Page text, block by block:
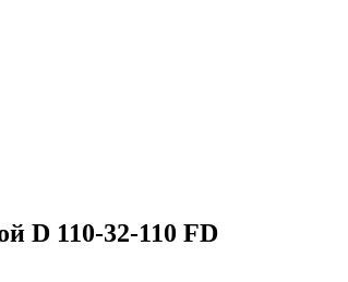
D 110-32-110 FD